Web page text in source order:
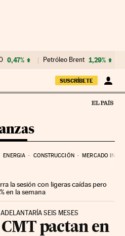
0,47% Petróleo Brent 1,29%
SUSCRÍBETE
ENERGIA CONSTRUCCIÓN MERCADO
la sesión con ligeras caídas pero
en la semana
SEIS MESES
pactan en